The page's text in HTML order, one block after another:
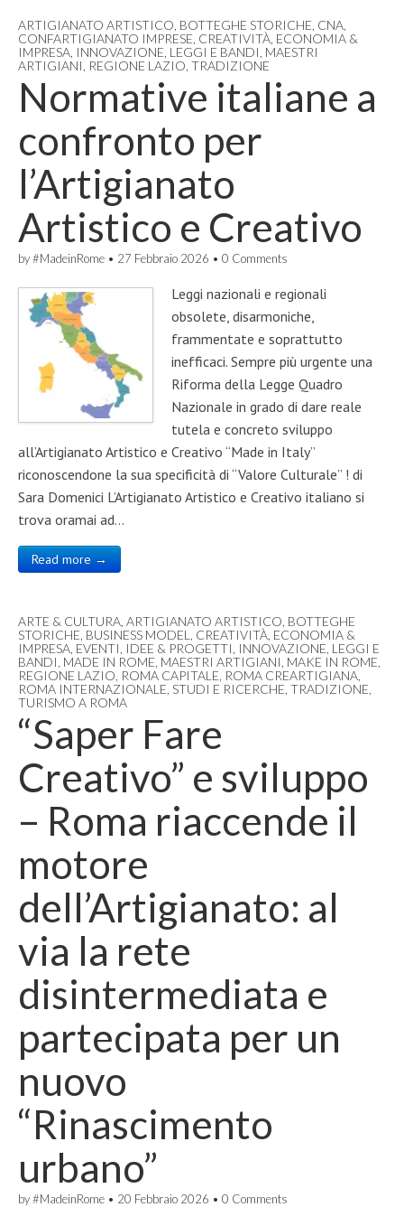
ARTIGIANATO ARTISTICO BOTTEGHE STORICHE CNA
CONFARTIGIANATO IMPRESE CREATIVITÀ ECONOMIA &
IMPRESA INNOVAZIONE LEGGI E BANDI MAESTRI
ARTIGIANI REGIONE LAZIO TRADIZIONE
Normative italiane a
confronto per
l’Artigianato
Artistico e Creativo
by#MadeinRome • 27 Febbraio 2026 • 0 Comments
Leggi nazionali e regionali
obsolete, disarmoniche,
frammentate e soprattutto
inefficaci. Sempre più urgente una
Riforma della Legge Quadro
Nazionale in grado di dare reale
tutela e concreto sviluppo
all’Artigianato Artistico e Creativo “Made in Italy”
riconoscendone la sua specificità di “Valore Culturale” ! di
Sara Domenici L’Artigianato Artistico e Creativo italiano si
trova oramai ad…
Read more →
ARTE & CULTURA ARTIGIANATO ARTISTICO BOTTEGHE
STORICHE BUSINESS MODEL CREATIVITÀ ECONOMIA &
IMPRESA EVENTI IDEE & PROGETTI INNOVAZIONE LEGGI E
BANDI MADE IN ROME MAESTRI ARTIGIANI MAKE IN ROME
REGIONE LAZIO ROMA CAPITALE ROMA CREARTIGIANA
ROMA INTERNAZIONALE STUDI E RICERCHE TRADIZIONE
TURISMO A ROMA
“Saper Fare
Creativo” e sviluppo
– Roma riaccende il
motore
dell’Artigianato: al
via la rete
disintermediata e
partecipata per un
nuovo
“Rinascimento
urbano”
by#MadeinRome • 20 Febbraio 2026 • 0 Comments